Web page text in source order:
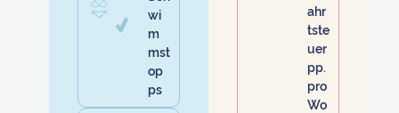
wi
m
mst
op
ps
ahr
tste
uer
pp.
pro
Wo